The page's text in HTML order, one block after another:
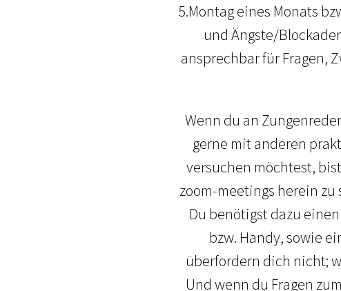
5.Montag eines Monats
und Ängste/
ansprechbar für Fragen,
Wenn du an
gerne mit anderen
versuchen möchtest,
zoom-meetings herein zu
Du benötigst dazu
bzw. Handy, sowie
überfordern dich nicht;
Und wenn du Fragen